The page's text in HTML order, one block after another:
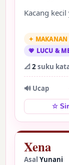
Kacang
✦
💗 LUCU &
📐2suku
🔊 Ucap
☆
Xena
AsalYunani